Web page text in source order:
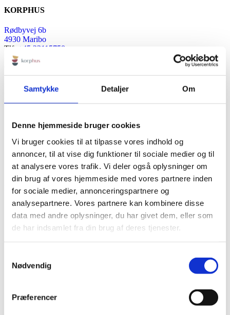
Samtykke Detaljer Om
Denne hjemmeside bruger cookies
Vi bruger cookies til at tilpasse vores indhold og
annoncer, til at vise dig funktioner til sociale medier og til
at analysere vores trafik. Vi deler også oplysninger om
din brug af vores hjemmeside med vores partnere inden
for sociale medier, annonceringspartnere og
analysepartnere. Vores partnere kan kombinere disse
data med andre oplysninger, du har givet dem, eller som
de har indsamlet fra din brug af deres tjenester.
Nødvendig
Præferencer
KORPHUS
Rødbyvej 6b
4930 Maribo
Tlf:
+45 23115758
Mail: info@korphus.dk
CVR 35376933
@2026 korphus
Handelsbetingelser
Bliv en del af Korphus !
Handelsbetingelser
Persondata & cookiepolitik
Facebook